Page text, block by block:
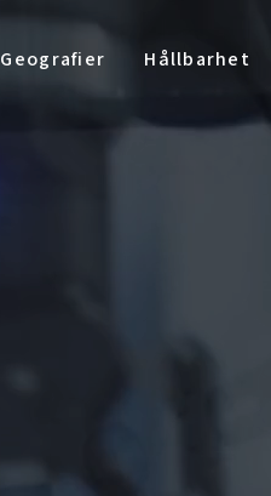
Geografier Hållbarhet